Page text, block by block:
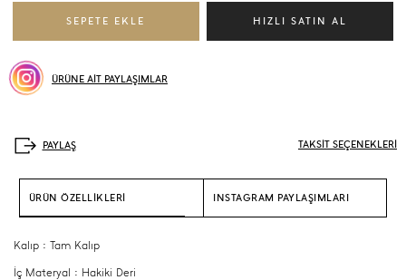
ÜRÜNE AİT PAYLAŞIMLAR
TAKSİT SEÇENEKLERİ
ÜRÜN ÖZELLİKLERİ INSTAGRAM PAYLAŞIMLARI
Kalıp : Tam Kalıp
İç Materyal : Hakiki Deri